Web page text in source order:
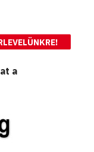
a